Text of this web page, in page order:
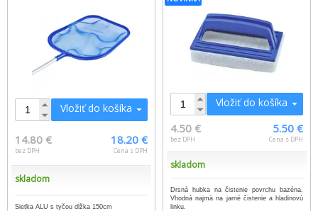
Vložiť do košíka
14.80 €
bez DPH
18.20 €
Cena s DPH
skladom
Sieťka ALU s tyčou dĺžka 150cm
Vložiť do košíka
4.50 €
bez DPH
5.50 €
Cena s DPH
skladom
Drsná hubka na čistenie povrchu bazéna.
Vhodná najmä na jarné čistenie a hladinovú
linku.